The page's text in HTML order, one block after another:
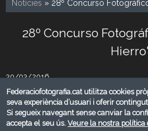
Notícies » 28º Concurso
28º Concurso
30/03/2016
Seleccionadas las fotografías
Descarregar
Federaciofotografia.cat utilitza cookies
seva experiència d’usuari i oferir
Si segueix navegant sense canviar la
accepta el seu ús.Veure la nostra política